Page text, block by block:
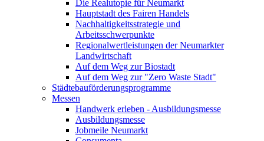
Die Realutopie für Neumarkt
Hauptstadt des Fairen Handels
Nachhaltigkeitsstrategie und
Arbeitsschwerpunkte
Regionalwertleistungen der Neumarkter
Landwirtschaft
Auf dem Weg zur Biostadt
Auf dem Weg zur "Zero Waste Stadt"
Städtebauförderungsprogramme
Messen
Handwerk erleben - Ausbildungsmesse
Ausbildungsmesse
Jobmeile Neumarkt